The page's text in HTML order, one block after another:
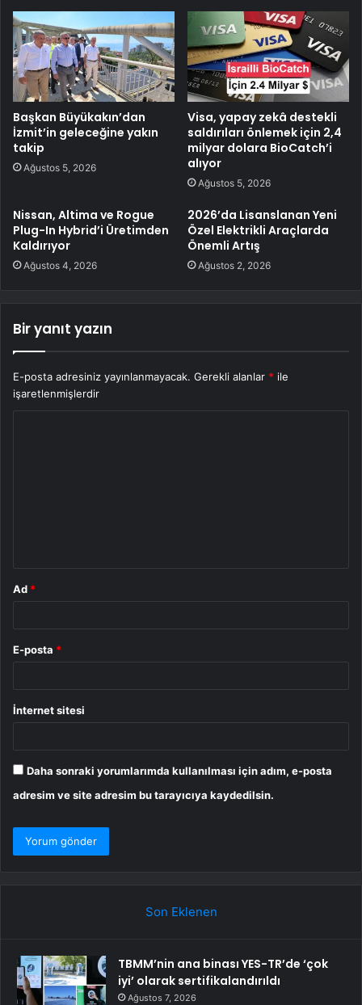
Başkan Büyükakın’dan
İzmit’in geleceğine yakın
takip
Ağustos 5, 2026
Visa, yapay zekâ destekli
saldırıları önlemek için 2,4
milyar dolara BioCatch’i
alıyor
Ağustos 5, 2026
Nissan, Altima ve Rogue
Plug-In Hybrid’i Üretimden
Kaldırıyor
Ağustos 4, 2026
2026’da Lisanslanan Yeni
Özel Elektrikli Araçlarda
Önemli Artış
Ağustos 2, 2026
Bir yanıt yazın
E-posta adresiniz yayınlanmayacak. Gerekli alanlar * ile
işaretlenmişlerdir
Ad *
E-posta *
İnternet sitesi
Daha sonraki yorumlarımda kullanılması için adım, e-posta
adresim ve site adresim bu tarayıcıya kaydedilsin.
Son Eklenen
TBMM’nin ana binası YES-TR’de ‘çok
iyi’ olarak sertifikalandırıldı
Ağustos 7, 2026